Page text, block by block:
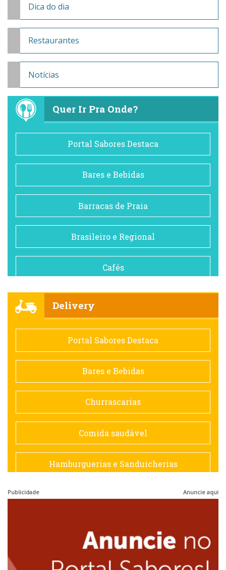
Dica do dia
Restaurantes
Notícias
Quer Ir Pra Onde?
Portal Sabores Destaca
Bares e Bebidas
Barracas de Praia
Brasileiro e Regional
Cafés
Comida saudável
Contemporânea
Doceria
Espanhola
Francesa
Japonesa e Oriental
Delivery
Portal Sabores Destaca
Bares e Bebidas
Churrascarias
Comida saudável
Hamburguerias e Sanduicherias
Publicidade Anuncie aqui